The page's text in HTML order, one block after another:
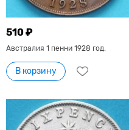
510 ₽
Австралия 1 пенни 1928 год.
В корзину